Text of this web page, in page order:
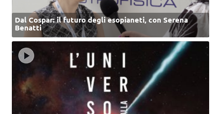
Dal Cospar: il futuro degli esopianeti, con Serena
Benatti